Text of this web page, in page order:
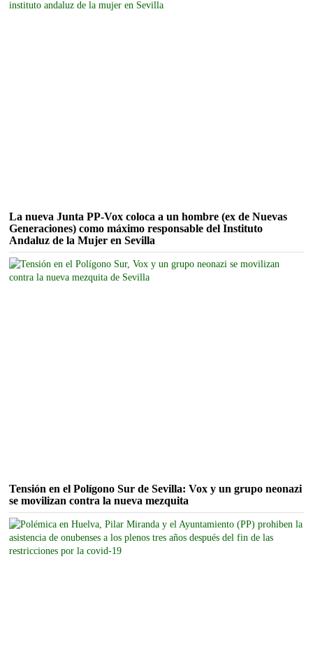
La nueva Junta PP-Vox coloca a un hombre (ex de Nuevas
Generaciones) como máximo responsable del Instituto
Andaluz de la Mujer en Sevilla
Tensión en el Polígono Sur de Sevilla: Vox y un grupo neonazi
se movilizan contra la nueva mezquita